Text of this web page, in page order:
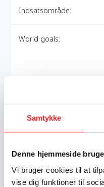
Samtykke
Denne hjemmeside
Vi bruger cookies til at
vise dig funktioner til
Indsatsområde:
World goals:
Resume